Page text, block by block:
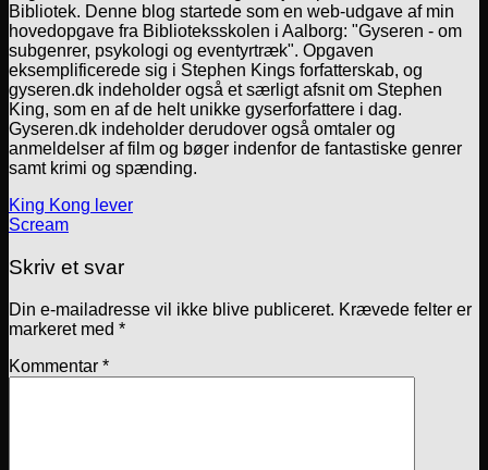
Bibliotek. Denne blog startede som en web-udgave af min
hovedopgave fra Biblioteksskolen i Aalborg: "Gyseren - om
subgenrer, psykologi og eventyrtræk". Opgaven
eksemplificerede sig i Stephen Kings forfatterskab, og
gyseren.dk indeholder også et særligt afsnit om Stephen
King, som en af de helt unikke gyserforfattere i dag.
Gyseren.dk indeholder derudover også omtaler og
anmeldelser af film og bøger indenfor de fantastiske genrer
samt krimi og spænding.
King Kong lever
Scream
Skriv et svar
Din e-mailadresse vil ikke blive publiceret. Krævede felter er
markeret med *
Kommentar *